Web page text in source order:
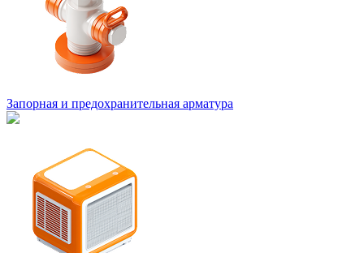
Запорная и предохранительная арматура